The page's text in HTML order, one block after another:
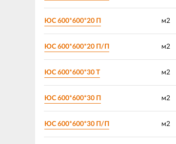
ЮС 600*600*20 П м2
ЮС 600*600*20 П/П м2
ЮС 600*600*30 Т м2
ЮС 600*600*30 П м2
ЮС 600*600*30 П/П м2